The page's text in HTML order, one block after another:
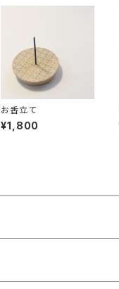
お香立て
¥1,800